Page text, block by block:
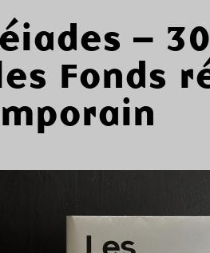
–
Fonds